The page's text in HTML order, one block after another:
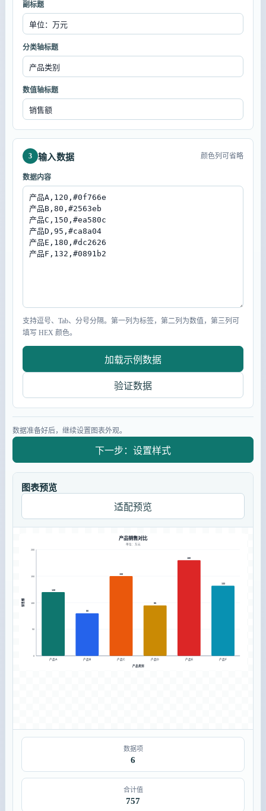
副标题
分类轴标题
数值轴标题
3 输入数据 颜色列可省略
数据内容
支持逗号、Tab、分号分隔。第一列为标签，第二列为数值，第三列可
填写 HEX 颜色。
加载示例数据
验证数据
数据准备好后，继续设置图表外观。
下一步：设置样式
图表预览
适配预览
产品销售对比
单位：万元
0
50
100
150
200
120
产品A
80
产品B
150
产品C
95
产品D
180
产品E
132
产品F
产品类别
销售额
数据项
6
合计值
757